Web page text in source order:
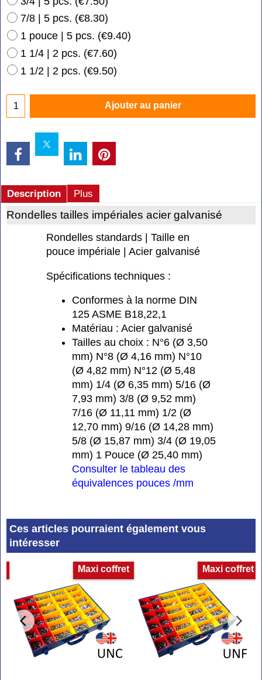
7/8 | 5 pcs. (€8.30)
1 pouce | 5 pcs. (€9.40)
1 1/4 | 2 pcs. (€7.60)
1 1/2 | 2 pcs. (€9.50)
Ajouter au panier
Description Plus
Rondelles tailles impériales acier galvanisé
Rondelles standards | Taille en
pouce impériale | Acier galvanisé
Spécifications techniques :
Conformes à la norme DIN
125 ASME B18,22,1
Matériau : Acier galvanisé
Tailles au choix : N°6 (Ø 3,50
mm) N°8 (Ø 4,16 mm) N°10
(Ø 4,82 mm) N°12 (Ø 5,48
mm) 1/4 (Ø 6,35 mm) 5/16 (Ø
7,93 mm) 3/8 (Ø 9,52 mm)
7/16 (Ø 11,11 mm) 1/2 (Ø
12,70 mm) 9/16 (Ø 14,28 mm)
5/8 (Ø 15,87 mm) 3/4 (Ø 19,05
mm) 1 Pouce (Ø 25,40 mm)
Consulter le tableau des
équivalences pouces /mm
Ces articles pourraient également vous
intéresser
Maxi coffret Maxi coffret